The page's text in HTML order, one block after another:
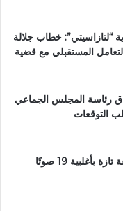
“لتازاسيتي”: خطاب جلالة
المستقبلي مع قضية
رئاسة المجلس الجماعي
التوقعات
بأغلبية 19 صوتًا